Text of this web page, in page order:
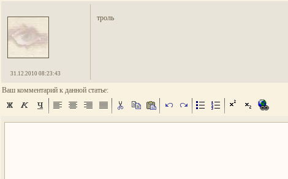
31.12.2010 08:23:43
троль
Ваш комментарий к данной статье: